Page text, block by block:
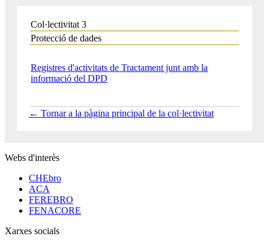
Col·lectivitat 3
Protecció de dades
Registres d'activitats de Tractament junt amb la
informació del DPD
← Tornar a la pàgina principal de la col·lectivitat
Webs d'interès
CHEbro
ACA
FEREBRO
FENACORE
Xarxes socials